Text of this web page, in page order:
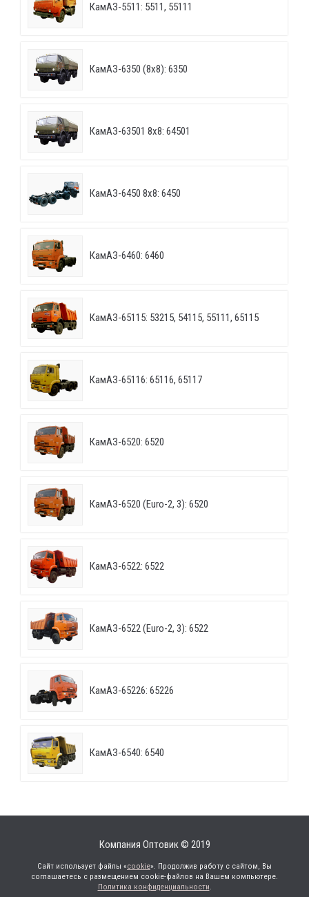
КамАЗ-5511: 5511, 55111
КамАЗ-6350 (8х8): 6350
КамАЗ-63501 8х8: 64501
КамАЗ-6450 8х8: 6450
КамАЗ-6460: 6460
КамАЗ-65115: 53215, 54115, 55111, 65115
КамАЗ-65116: 65116, 65117
КамАЗ-6520: 6520
КамАЗ-6520 (Euro-2, 3): 6520
КамАЗ-6522: 6522
КамАЗ-6522 (Euro-2, 3): 6522
КамАЗ-65226: 65226
КамАЗ-6540: 6540
Компания Оптовик © 2019
Сайт использует файлы «cookie». Продолжив работу с сайтом, Вы
соглашаетесь с размещением cookie-файлов на Вашем компьютере.
Политика конфиденциальности.